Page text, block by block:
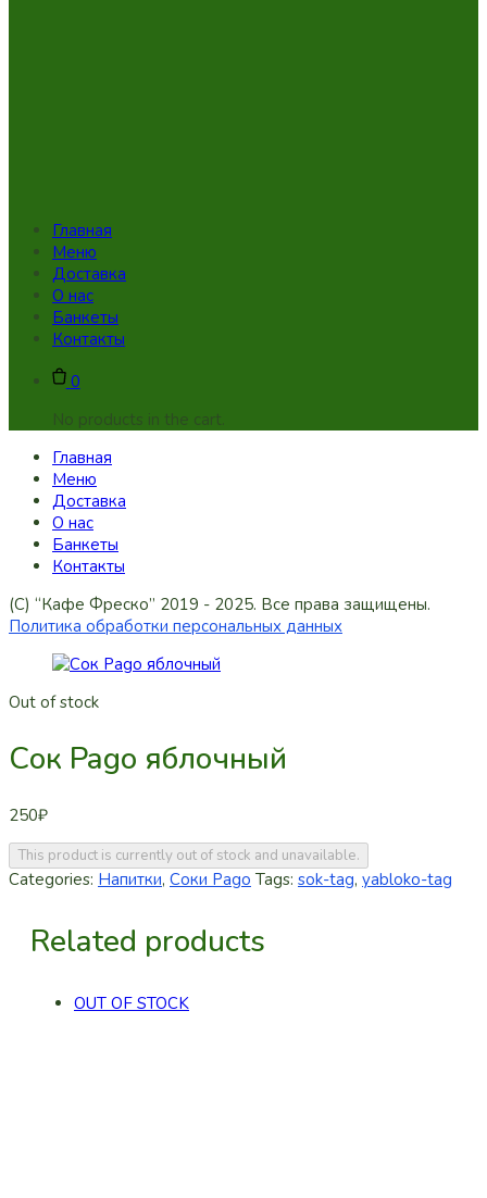
Главная
Меню
Доставка
О нас
Банкеты
Контакты
0
No products in the cart.
Главная
Меню
Доставка
О нас
Банкеты
Контакты
(C) “Кафе Фреско” 2019 - 2025. Все права защищены.
Политика обработки персональных данных
Out of stock
Сок Pago яблочный
250₽
This product is currently out of stock and unavailable.
Categories: Напитки, Соки Pago Tags: sok-tag, yabloko-tag
Related products
OUT OF STOCK